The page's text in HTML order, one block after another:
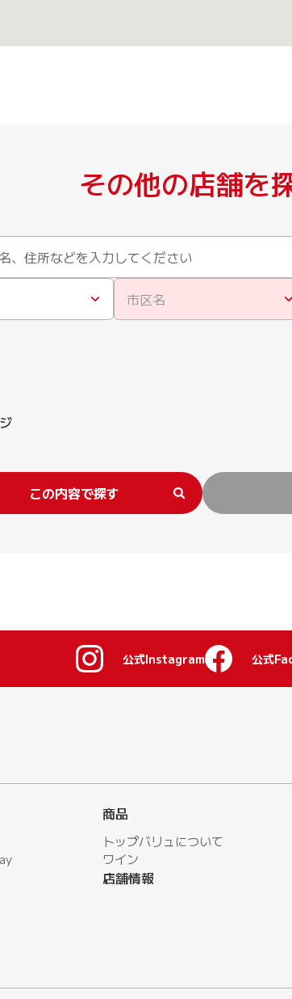
その他の店舗を
市区名
この内容で探す
公式Instagram 公式
商品
トップバリュについて
ワイン
店舗情報